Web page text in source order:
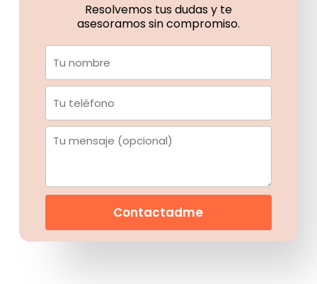
Resolvemos tus dudas y te
asesoramos sin compromiso.